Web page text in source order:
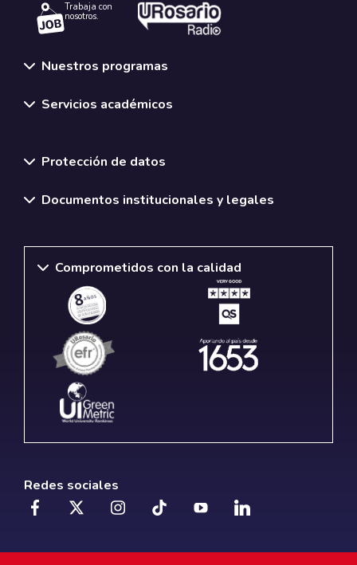
Trabaja con
nosotros.
Nuestros programas
Servicios académicos
Protección de datos
Documentos institucionales y legales
Comprometidos con la calidad
Redes sociales